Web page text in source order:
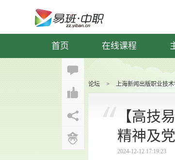
首页 在线课程
论坛 > 上海新闻出版职业技
【高技
精神及
2024-12-12 17:19:23